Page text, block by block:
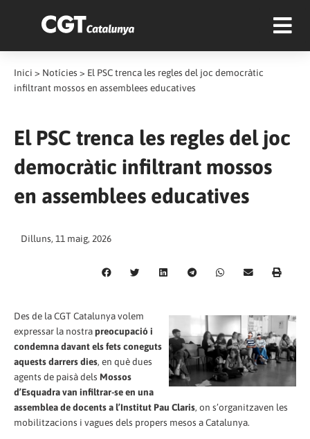
Inici > Notícies > El PSC trenca les regles del joc democràtic
infiltrant mossos en assemblees educatives
El PSC trenca les regles del joc
democràtic infiltrant mossos
en assemblees educatives
Dilluns, 11 maig, 2026
Des de la CGT Catalunya volem
expressar la nostrapreocupació i
condemna davant els fets coneguts
aquests darrers dies, en què dues
agents de paisà dels Mossos
d’Esquadra van infiltrar-se en una
assemblea de docents a l’Institut Pau Claris, on s’organitzaven les
mobilitzacions i vagues dels propers mesos a Catalunya.